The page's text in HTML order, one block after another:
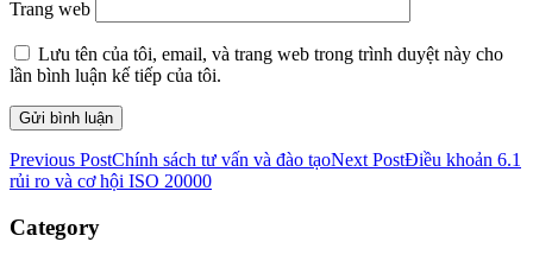
Trang web
Lưu tên của tôi, email, và trang web trong trình duyệt này cho
lần bình luận kế tiếp của tôi.
Previous PostChính sách tư vấn và đào tạoNext PostĐiều khoản 6.1
rủi ro và cơ hội ISO 20000
Category